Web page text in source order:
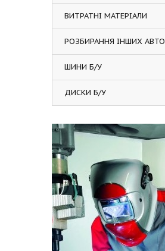
ВИТРАТНІ МАТЕРІАЛИ
РОЗБИРАННЯ ІНШИХ АВТО
ШИНИ Б/У
ДИСКИ Б/У